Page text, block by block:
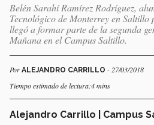
Belén Sarahí Ramírez Rodríguez,
Tecnológico de Monterrey en
llegó a formar parte de la segunda
Mañana en el Campus Saltillo.
Por ALEJANDRO CARRILLO - 27/03/2018
Tiempo estimado de lectura:4 mins
Alejandro Carrillo | Campus